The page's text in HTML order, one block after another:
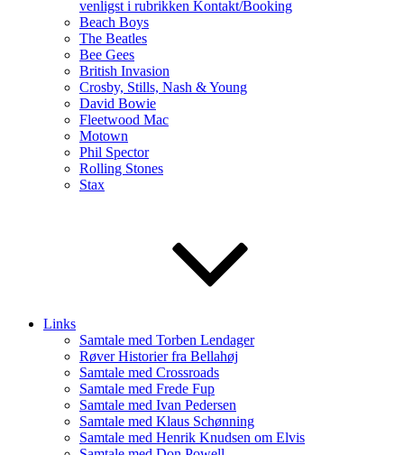
venligst i rubrikken Kontakt/Booking
Beach Boys
The Beatles
Bee Gees
British Invasion
Crosby, Stills, Nash & Young
David Bowie
Fleetwood Mac
Motown
Phil Spector
Rolling Stones
Stax
Links
Samtale med Torben Lendager
Røver Historier fra Bellahøj
Samtale med Crossroads
Samtale med Frede Fup
Samtale med Ivan Pedersen
Samtale med Klaus Schønning
Samtale med Henrik Knudsen om Elvis